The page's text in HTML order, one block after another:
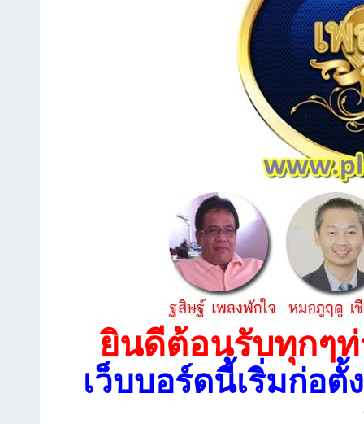
ยินดีต้อนรับทุกๆท่
เว็บบอร์ดนี้เริ่มก่อ